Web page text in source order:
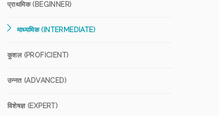
प्राथमिक (BEGINNER)
माध्यमिक (INTERMEDIATE)
कुशल (PROFICIENT)
उन्नत (ADVANCED)
विशेषज्ञ (EXPERT)